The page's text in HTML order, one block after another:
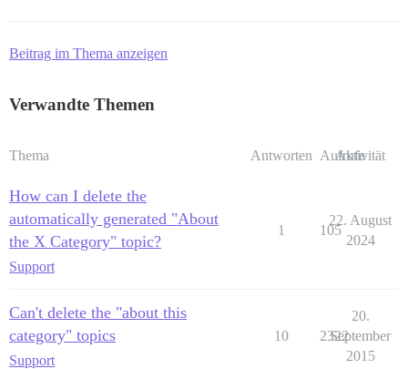
Beitrag im Thema anzeigen
Verwandte Themen
Thema Antworten Aufrufe
Aktivität
How can I delete the
automatically generated "About
the X Category" topic?
Support
1 105
22. August
2024
Can't delete the "about this
category" topics
Support
10 2322
20.
September
2015